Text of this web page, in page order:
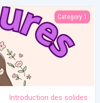
Introduction des solides
Category 1
Introduction des solides